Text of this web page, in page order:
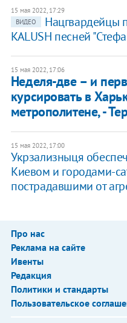
15 мая 2022, 17:29
ВИДЕО
Нацгвардейцы
KALUSH песней
15 мая 2022, 17:06
Неделя-две – и
курсировать в
метрополитене, -
15 мая 2022, 17:00
Укрзализныця
Киевом и городами-
пострадавшими от
Про нас
Реклама на сайте
Ивенты
Редакция
Политики и стандарты
Пользовательское